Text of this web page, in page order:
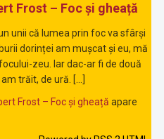
Frost – Foc și gheață
unii că lumea prin foc va sfârși
dorinței am mușcat și eu, mă
zeu. Iar dac-ar fi de două
trăit, de ură. […]
Frost – Foc și gheață apare